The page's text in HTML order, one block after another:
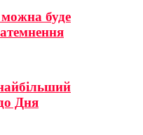
можна буде
Дня